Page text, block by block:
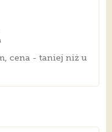
cena - taniej niż u